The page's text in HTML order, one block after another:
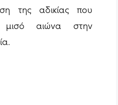
της αδικίας που
μισό αιώνα στην